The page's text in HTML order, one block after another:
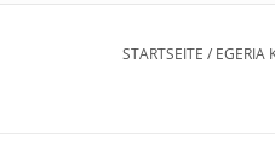
STARTSEITE / EGERIA